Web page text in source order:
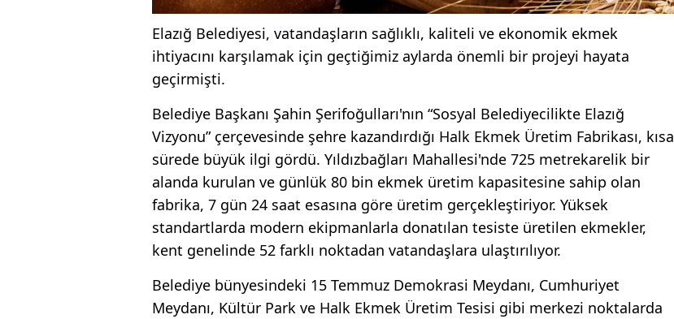
Elazığ Belediyesi, vatandaşların sağlıklı, kaliteli ve ekonomik ekmek
ihtiyacını karşılamak için geçtiğimiz aylarda önemli bir projeyi hayata
geçirmişti.
Belediye Başkanı Şahin Şerifoğulları'nın “Sosyal Belediyecilikte Elazığ
Vizyonu” çerçevesinde şehre kazandırdığı Halk Ekmek Üretim Fabrikası, kısa
sürede büyük ilgi gördü. Yıldızbağları Mahallesi'nde 725 metrekarelik bir
alanda kurulan ve günlük 80 bin ekmek üretim kapasitesine sahip olan
fabrika, 7 gün 24 saat esasına göre üretim gerçekleştiriyor. Yüksek
standartlarda modern ekipmanlarla donatılan tesiste üretilen ekmekler,
kent genelinde 52 farklı noktadan vatandaşlara ulaştırılıyor.
Belediye bünyesindeki 15 Temmuz Demokrasi Meydanı, Cumhuriyet
Meydanı, Kültür Park ve Halk Ekmek Üretim Tesisi gibi merkezi noktalarda